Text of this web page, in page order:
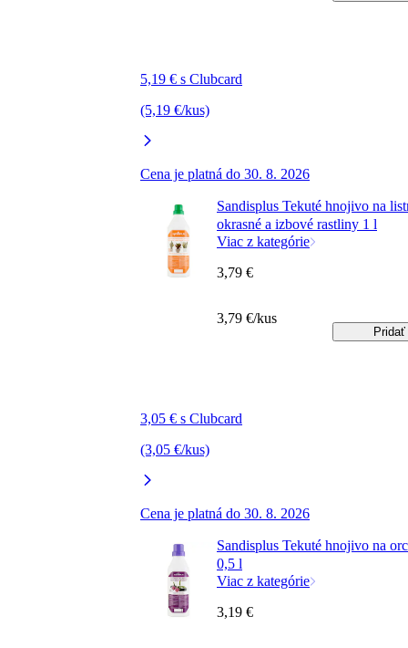
5,19 € s Clubcard
(5,19 €/kus)
Cena je platná do 30. 8. 2026
Sandisplus Tekuté hnojivo na
okrasné a izbové rastliny 1 l
Viac z kategórie
3,05 € s Clubcard
(3,05 €/kus)
Cena je platná do 30. 8. 2026
3,79 €
3,79 €/kus
Pridať
Sandisplus Tekuté hnojivo na
0,5 l
Viac z kategórie
3,19 €